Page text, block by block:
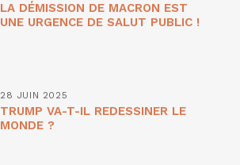
LA DÉMISSION DE MACRON EST
UNE URGENCE DE SALUT PUBLIC !
28 JUIN 2025
TRUMP VA-T-IL REDESSINER LE
MONDE ?